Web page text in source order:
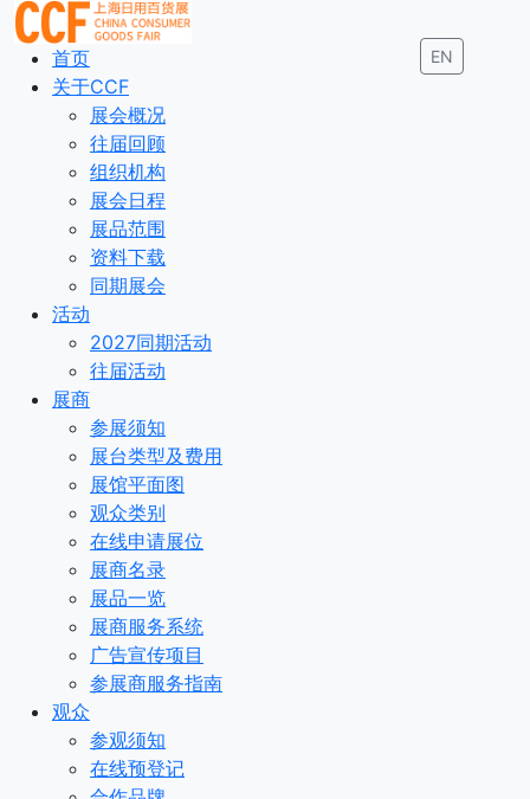
EN
首页
关于CCF
展会概况
往届回顾
组织机构
展会日程
展品范围
资料下载
同期展会
活动
2027同期活动
往届活动
展商
参展须知
展台类型及费用
展馆平面图
观众类别
在线申请展位
展商名录
展品一览
展商服务系统
广告宣传项目
参展商服务指南
观众
参观须知
在线预登记